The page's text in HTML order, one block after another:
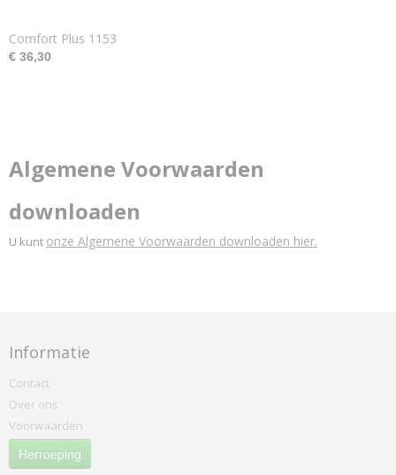
Comfort Plus 1153
€ 36,30
Algemene Voorwaarden
downloaden
U kunt onze Algemene Voorwaarden downloaden hier.
Informatie
Contact
Over ons
Voorwaarden
Herroeping